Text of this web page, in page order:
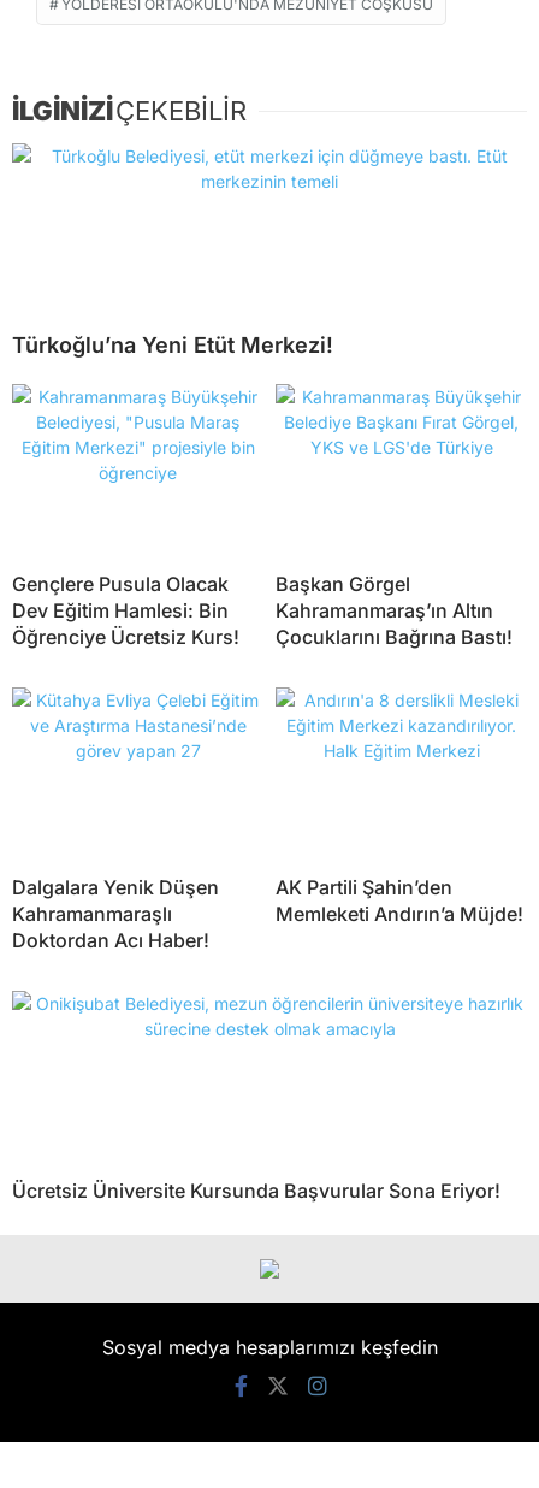
YOLDERESI ORTAOKULU'NDA MEZUNIYET COŞKUSU
İLGİNİZİÇEKEBİLİR
Türkoğlu’na Yeni Etüt Merkezi!
Gençlere Pusula Olacak
Dev Eğitim Hamlesi: Bin
Öğrenciye Ücretsiz Kurs!
Başkan Görgel
Kahramanmaraş’ın Altın
Çocuklarını Bağrına Bastı!
Dalgalara Yenik Düşen
Kahramanmaraşlı
Doktordan Acı Haber!
AK Partili Şahin’den
Memleketi Andırın’a Müjde!
Ücretsiz Üniversite Kursunda Başvurular Sona Eriyor!
Sosyal medya hesaplarımızı keşfedin